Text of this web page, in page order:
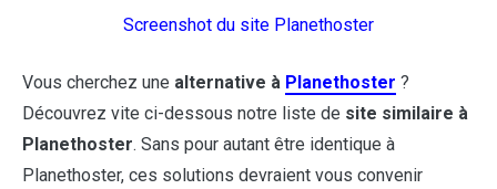
Screenshot du site Planethoster
Vous cherchez une alternative à Planethoster ?
Découvrez vite ci-dessous notre liste de site similaire à
Planethoster. Sans pour autant être identique à
Planethoster, ces solutions devraient vous convenir